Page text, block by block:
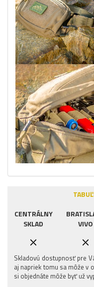
CENTRÁLNY
SKLAD
VIVO
Skladovú dostupnosť pre
aj napriek tomu sa môže v
si objednáte môže byť už